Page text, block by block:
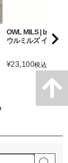
OWL MILS | Izanagi
ウルミルズ イザナギ
¥23,100税込
詳細を見る